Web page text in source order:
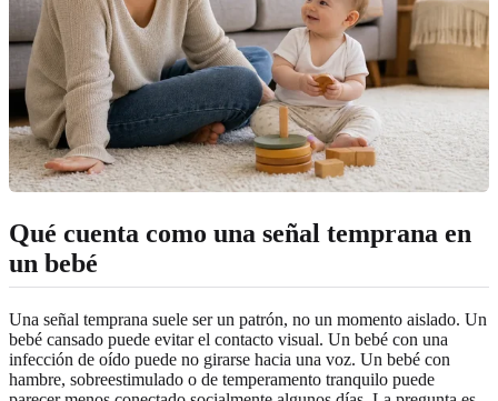
Qué cuenta como una señal temprana en
un bebé
Una señal temprana suele ser un patrón, no un momento aislado. Un
bebé cansado puede evitar el contacto visual. Un bebé con una
infección de oído puede no girarse hacia una voz. Un bebé con
hambre, sobreestimulado o de temperamento tranquilo puede